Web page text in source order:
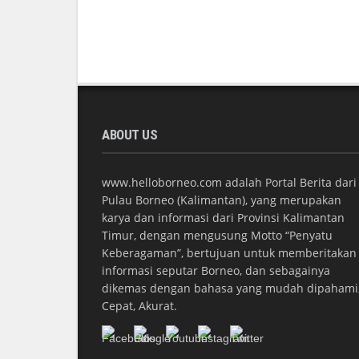
ABOUT US
www.helloborneo.com adalah Portal Berita dari
Pulau Borneo (Kalimantan), yang merupakan
karya dan informasi dari Provinsi Kalimantan
Timur, dengan mengusung Motto “Penyatu
Keberagaman”, bertujuan untuk memberitakan
informasi seputar Borneo, dan sebagainya
dikemas dengan bahasa yang mudah
Cepat, Akurat.